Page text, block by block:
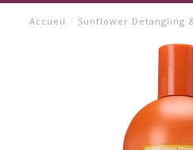
Accueil / Sunflower Detangling